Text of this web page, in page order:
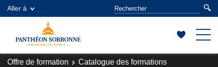
Aller à
Offre de formation
Catalogue des formations